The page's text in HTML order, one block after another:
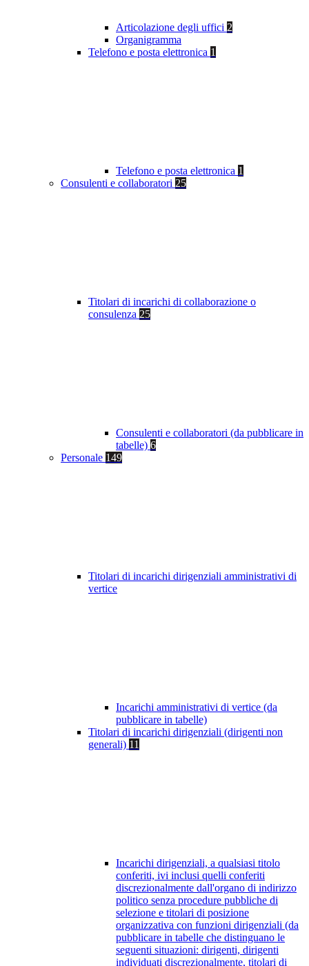
Articolazione degli uffici 2
Organigramma
Telefono e posta elettronica 1
Telefono e posta elettronica 1
Consulenti e collaboratori 25
Titolari di incarichi di collaborazione o
consulenza 25
Consulenti e collaboratori (da pubblicare in
tabelle) 6
Personale 149
Titolari di incarichi dirigenziali amministrativi di
vertice
Incarichi amministrativi di vertice (da
pubblicare in tabelle)
Titolari di incarichi dirigenziali (dirigenti non
generali) 11
Incarichi dirigenziali, a qualsiasi titolo
conferiti, ivi inclusi quelli conferiti
discrezionalmente dall'organo di indirizzo
politico senza procedure pubbliche di
selezione e titolari di posizione
organizzativa con funzioni dirigenziali (da
pubblicare in tabelle che distinguano le
seguenti situazioni: dirigenti, dirigenti
individuati discrezionalmente, titolari di